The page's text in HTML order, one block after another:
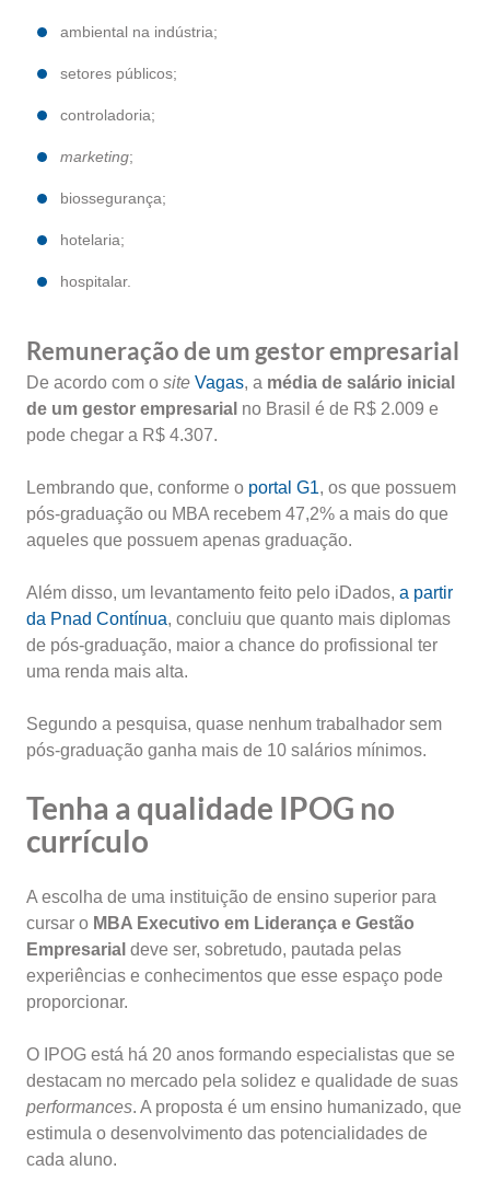
ambiental na indústria;
setores públicos;
controladoria;
marketing;
biossegurança;
hotelaria;
hospitalar.
Remuneração de um gestor empresarial
De acordo com o site Vagas, a média de salário inicial
de um gestor empresarial no Brasil é de R$ 2.009 e
pode chegar a R$ 4.307.
Lembrando que, conforme o portal G1, os que possuem
pós-graduação ou MBA recebem 47,2% a mais do que
aqueles que possuem apenas graduação.
Além disso, um levantamento feito pelo iDados, a partir
da Pnad Contínua, concluiu que quanto mais diplomas
de pós-graduação, maior a chance do profissional ter
uma renda mais alta.
Segundo a pesquisa, quase nenhum trabalhador sem
pós-graduação ganha mais de 10 salários mínimos.
Tenha a qualidade IPOG no
currículo
A escolha de uma instituição de ensino superior para
cursar o MBA Executivo em Liderança e Gestão
Empresarial deve ser, sobretudo, pautada pelas
experiências e conhecimentos que esse espaço pode
proporcionar.
O IPOG está há 20 anos formando especialistas que se
destacam no mercado pela solidez e qualidade de suas
performances. A proposta é um ensino humanizado, que
estimula o desenvolvimento das potencialidades de
cada aluno.